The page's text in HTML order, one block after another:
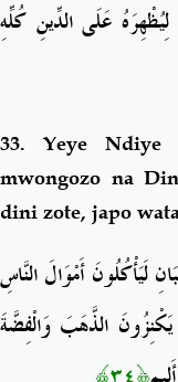
عَلَى الدِّينِ كُلِّهِ
33. Yeye Ndiye
mwongozo na
dini zote, japo
لَيَأْكُلُونَ أَمْوَالَ النَّاسِ
يَكْنِزُونَ الذَّهَبَ وَالْفِضَّةَ